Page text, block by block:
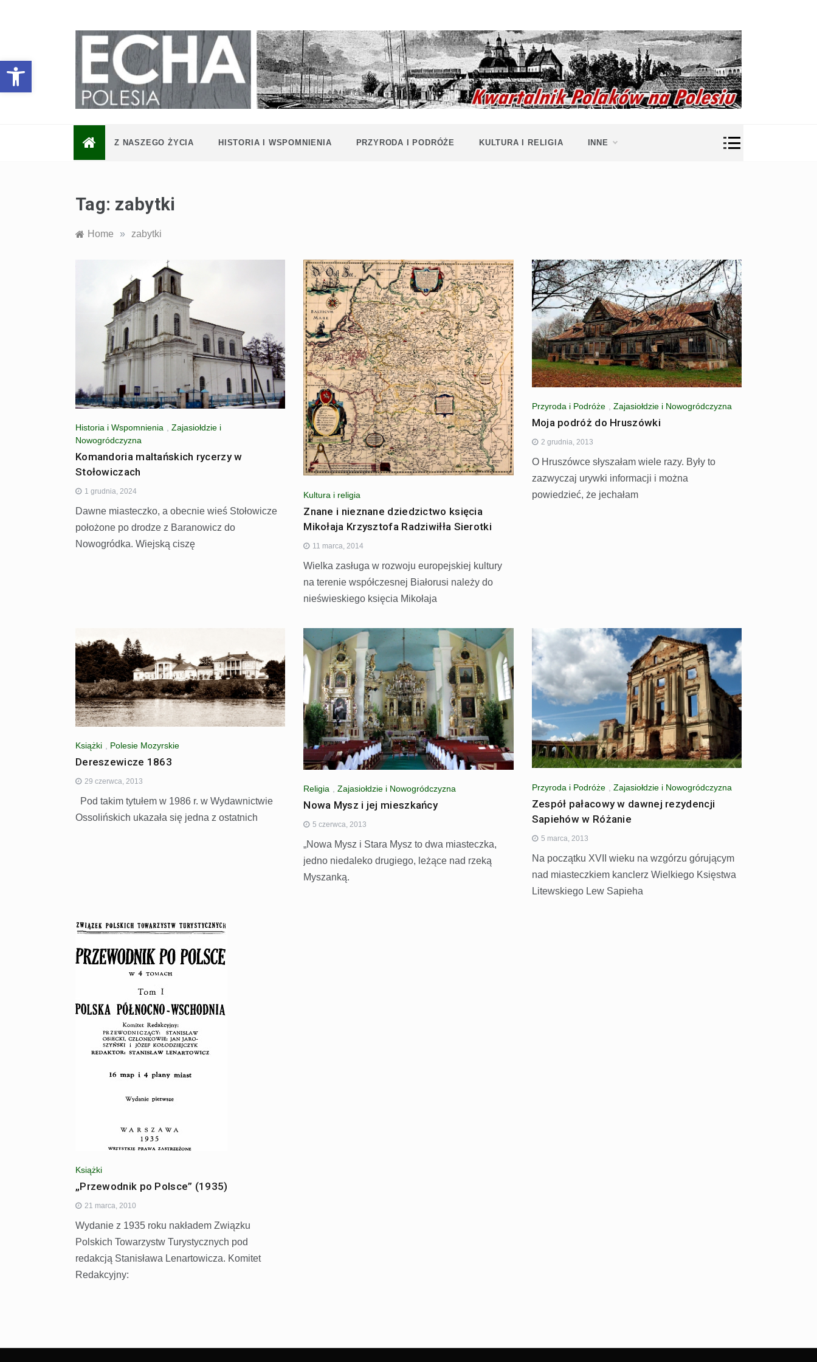
Otwórz pasek narzędzi
Echa
Polesia
współczesność
Polaków na
Polesiu.
Przyroda,
zabytki, kultura
i wspomnienia
z Polesia.
Z NASZEGO ŻYCIA HISTORIA I WSPOMNIENIA PRZYRODA I PODRÓŻE KULTURA I RELIGIA INNE
Tag: zabytki
Home » zabytki
Historia i Wspomnienia
Zajasiołdzie i
Nowogródczyzna
Komandoria maltańskich rycerzy w
Stołowiczach
1 grudnia, 2024
Dawne miasteczko, a obecnie wieś Stołowicze
położone po drodze z Baranowicz do
Nowogródka. Wiejską ciszę
Kultura i religia
Znane i nieznane dziedzictwo księcia
Mikołaja Krzysztofa Radziwiłła Sierotki
11 marca, 2014
Wielka zasługa w rozwoju europejskiej kultury
na terenie współczesnej Białorusi należy do
nieświeskiego księcia Mikołaja
Przyroda i Podróże Zajasiołdzie i Nowogródczyzna
Moja podróż do Hruszówki
2 grudnia, 2013
O Hruszówce słyszałam wiele razy. Były to
zazwyczaj urywki informacji i można
powiedzieć, że jechałam
Książki , Polesie Mozyrskie
Dereszewicze 1863
29 czerwca, 2013
Pod takim tytułem w 1986 r. w Wydawnictwie
Ossolińskich ukazała się jedna z ostatnich
Religia ,Zajasiołdzie i Nowogródczyzna
Nowa Mysz i jej mieszkańcy
5 czerwca, 2013
„Nowa Mysz i Stara Mysz to dwa miasteczka,
jedno niedaleko drugiego, leżące nad rzeką
Myszanką.
Przyroda i Podróże Zajasiołdzie i Nowogródczyzna
Zespół pałacowy w dawnej rezydencji
Sapiehów w Różanie
5 marca, 2013
Na początku XVII wieku na wzgórzu górującym
nad miasteczkiem kanclerz Wielkiego Księstwa
Litewskiego Lew Sapieha
Książki
„Przewodnik po Polsce” (1935)
21 marca, 2010
Wydanie z 1935 roku nakładem Związku
Polskich Towarzystw Turystycznych pod
redakcją Stanisława Lenartowicza. Komitet
Redakcyjny: